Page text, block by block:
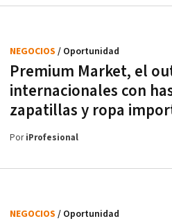
Premium Market, el
internacionales con
zapatillas y ropa
NEGOCIOS / Oportunidad
PoriProfesional
NEGOCIOS / Oportunidad